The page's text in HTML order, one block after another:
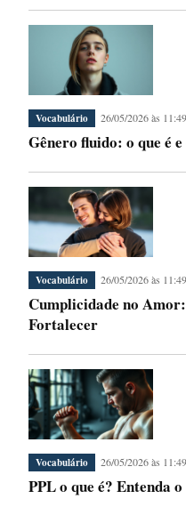
Vocabulário 26/05/2026 às 11:49
Gênero fluido: o que é
Vocabulário 26/05/2026 às 11:49
Cumplicidade no
Fortalecer
Vocabulário 26/05/2026 às 11:49
PPL o que é? Entenda